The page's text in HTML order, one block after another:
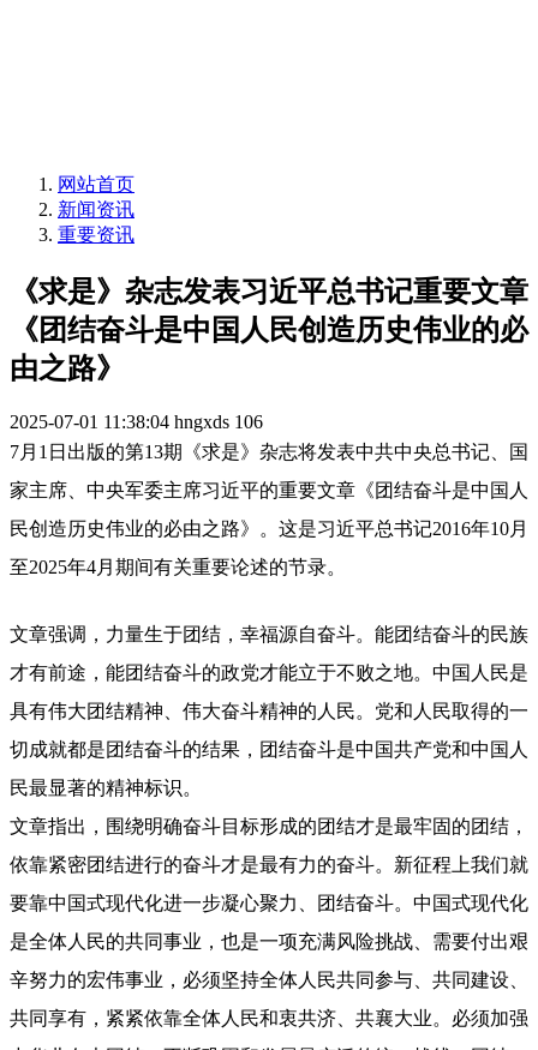
网站首页
新闻资讯
重要资讯
《求是》杂志发表习近平总书记重要文章
《团结奋斗是中国人民创造历史伟业的必
由之路》
2025-07-01 11:38:04 hngxds 106
7月1日出版的第13期《求是》杂志将发表中共中央总书记、国
家主席、中央军委主席习近平的重要文章《团结奋斗是中国人
民创造历史伟业的必由之路》。这是习近平总书记2016年10月
至2025年4月期间有关重要论述的节录。
文章强调，力量生于团结，幸福源自奋斗。能团结奋斗的民族
才有前途，能团结奋斗的政党才能立于不败之地。中国人民是
具有伟大团结精神、伟大奋斗精神的人民。党和人民取得的一
切成就都是团结奋斗的结果，团结奋斗是中国共产党和中国人
民最显著的精神标识。
文章指出，围绕明确奋斗目标形成的团结才是最牢固的团结，
依靠紧密团结进行的奋斗才是最有力的奋斗。新征程上我们就
要靠中国式现代化进一步凝心聚力、团结奋斗。中国式现代化
是全体人民的共同事业，也是一项充满风险挑战、需要付出艰
辛努力的宏伟事业，必须坚持全体人民共同参与、共同建设、
共同享有，紧紧依靠全体人民和衷共济、共襄大业。必须加强